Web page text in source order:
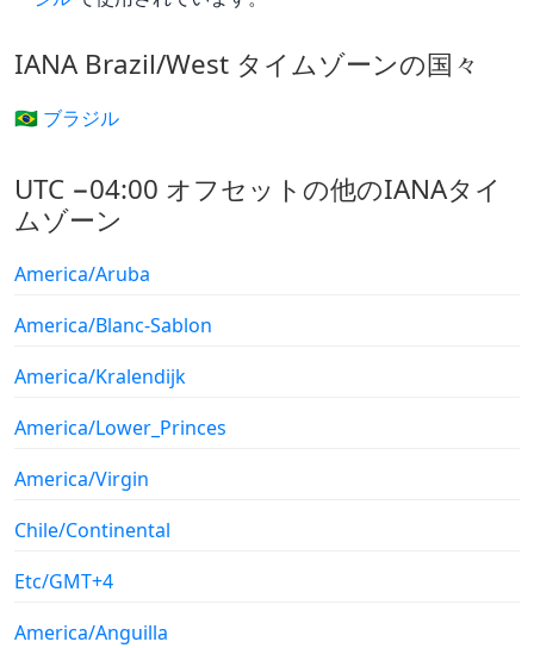
IANA Brazil/West タイムゾーンの国々
🇧🇷 ブラジル
UTC −04:00 オフセットの他のIANAタイ
ムゾーン
America/Aruba
America/Blanc-Sablon
America/Kralendijk
America/Lower_Princes
America/Virgin
Chile/Continental
Etc/GMT+4
America/Anguilla